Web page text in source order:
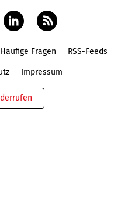
Häufige Fragen RSS-Feeds
Impressum